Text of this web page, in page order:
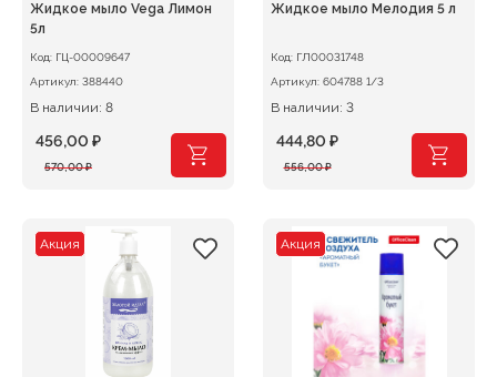
Жидкое мыло Vega Лимон
5л
Код: ГЦ-00009647
Артикул: 388440
В наличии: 8
570,00₽
Первоначальная
570,00 ₽.
456,00 ₽
Текущая
Жидкое мыло Мелодия 5 л
Код: ГЛ00031748
Артикул:
604788 1/3
В наличии: 3
556,00₽
Первоначальная
556,00 ₽.
444,80 ₽
Текущая
Акция Акция